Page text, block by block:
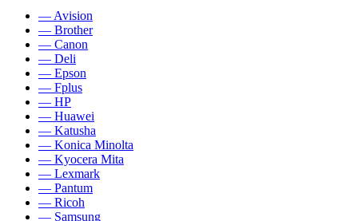
— Avision
— Brother
— Canon
— Deli
— Epson
— Fplus
— HP
— Huawei
— Katusha
— Konica Minolta
— Kyocera Mita
— Lexmark
— Pantum
— Ricoh
— Samsung